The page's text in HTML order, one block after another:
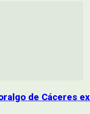
de Cáceres